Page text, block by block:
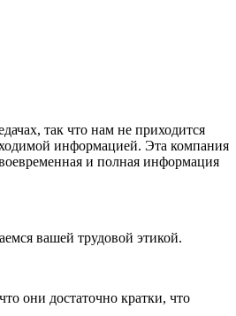
так что нам не приходится
информацией. Эта компания
и полная информация
вашей трудовой этикой.
они достаточно кратки, что